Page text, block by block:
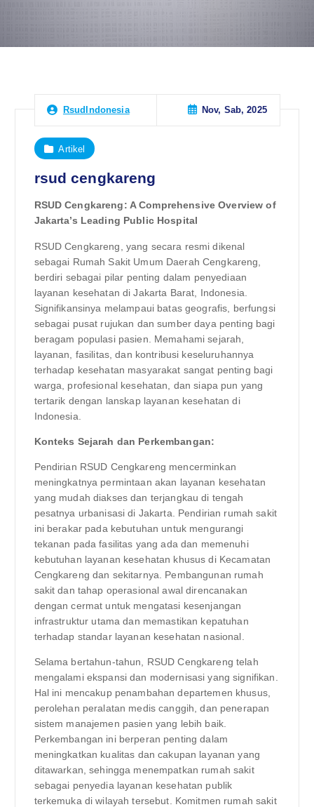
RsudIndonesia Nov, Sab, 2025
Artikel
rsud cengkareng
RSUD Cengkareng: A Comprehensive Overview of
Jakarta’s Leading Public Hospital
RSUD Cengkareng, yang secara resmi dikenal
sebagai Rumah Sakit Umum Daerah Cengkareng,
berdiri sebagai pilar penting dalam penyediaan
layanan kesehatan di Jakarta Barat, Indonesia.
Signifikansinya melampaui batas geografis, berfungsi
sebagai pusat rujukan dan sumber daya penting bagi
beragam populasi pasien. Memahami sejarah,
layanan, fasilitas, dan kontribusi keseluruhannya
terhadap kesehatan masyarakat sangat penting bagi
warga, profesional kesehatan, dan siapa pun yang
tertarik dengan lanskap layanan kesehatan di
Indonesia.
Konteks Sejarah dan Perkembangan:
Pendirian RSUD Cengkareng mencerminkan
meningkatnya permintaan akan layanan kesehatan
yang mudah diakses dan terjangkau di tengah
pesatnya urbanisasi di Jakarta. Pendirian rumah sakit
ini berakar pada kebutuhan untuk mengurangi
tekanan pada fasilitas yang ada dan memenuhi
kebutuhan layanan kesehatan khusus di Kecamatan
Cengkareng dan sekitarnya. Pembangunan rumah
sakit dan tahap operasional awal direncanakan
dengan cermat untuk mengatasi kesenjangan
infrastruktur utama dan memastikan kepatuhan
terhadap standar layanan kesehatan nasional.
Selama bertahun-tahun, RSUD Cengkareng telah
mengalami ekspansi dan modernisasi yang signifikan.
Hal ini mencakup penambahan departemen khusus,
perolehan peralatan medis canggih, dan penerapan
sistem manajemen pasien yang lebih baik.
Perkembangan ini berperan penting dalam
meningkatkan kualitas dan cakupan layanan yang
ditawarkan, sehingga menempatkan rumah sakit
sebagai penyedia layanan kesehatan publik
terkemuka di wilayah tersebut. Komitmen rumah sakit